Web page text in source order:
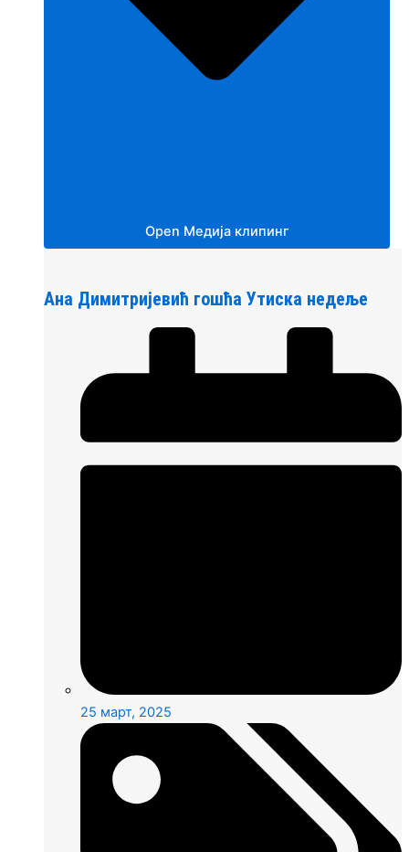
Open Медија клипинг
Ана Димитријевић гошћа Утиска недеље
25 март, 2025